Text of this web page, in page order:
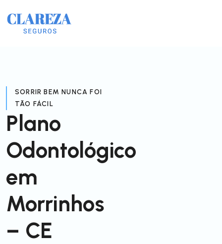
SORRIR BEM NUNCA FOI
TÃO FÁCIL
Plano
Odontológico
em
Morrinhos
– CE